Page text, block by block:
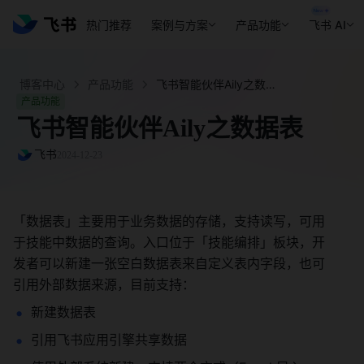
热门推荐 案例与方案 产品功能 飞书 AI
产品功能
飞书智能伙伴Aily之数据表
飞书
「数据表」主要用于业务数据的存储，支持读写，可用
于技能中数据的查询。入口位于「技能编排」板块，开
发者可以新建一张空白数据表来自定义表内字段，也可
引用外部数据来源，目前支持：
新建数据表
引用飞书应用引擎共享数据